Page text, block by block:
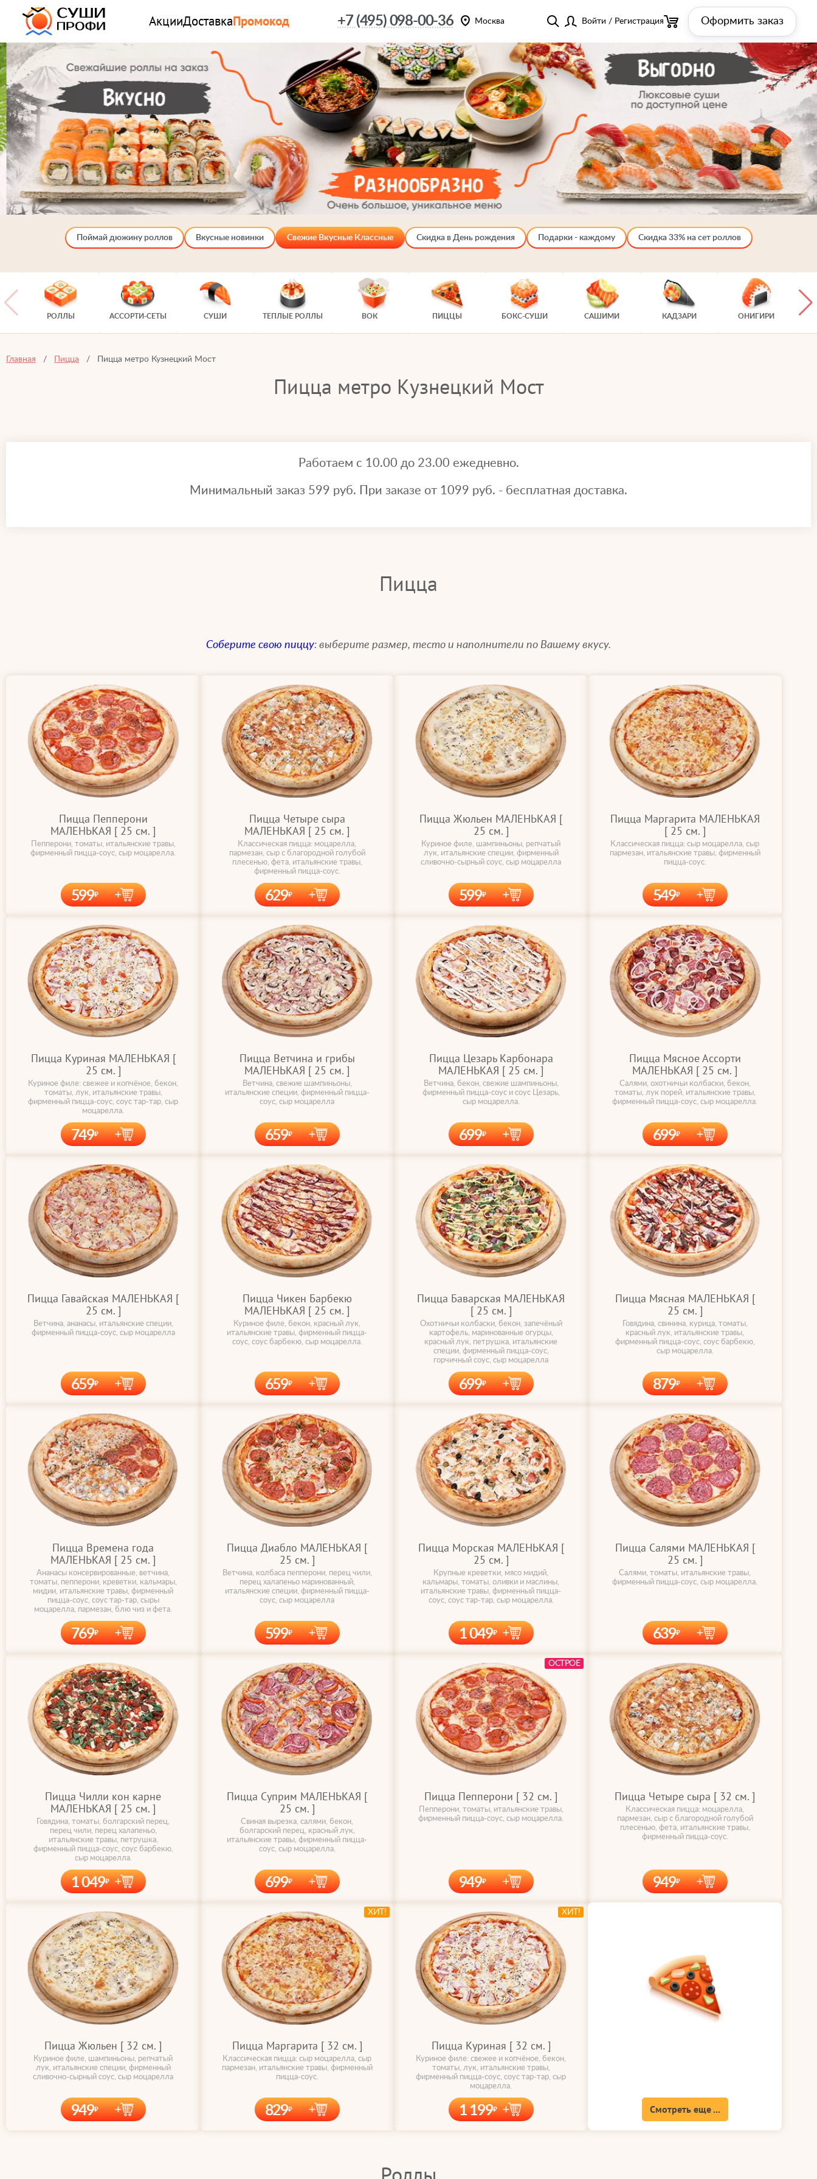
АкцииДоставкаПромокод +7 (495) 098-00-36 Москва Войти / Регистрация Оформить заказ
Поймай дюжину роллов Вкусные новинки Свежие Вкусные Классные Скидка в День рождения Подарки - каждому Скидка 33% на сет роллов
РОЛЛЫ АССОРТИ-СЕТЫ СУШИ ТЕПЛЫЕ РОЛЛЫ ВОК ПИЦЦЫ БОКС-СУШИ САШИМИ КАДЗАРИ ОНИГИРИ
Главная Пицца Пицца метро Кузнецкий Мост
Пицца метро Кузнецкий Мост
Работаем с 10.00 до 23.00 ежедневно.
Минимальный заказ 599 руб. При заказе от 1099 руб. - бесплатная доставка.
Пицца
Соберите свою пиццу: выберите размер, тесто и наполнители по Вашему вкусу.
Пицца Пепперони
МАЛЕНЬКАЯ [ 25 cм. ]
Пепперони, томаты, итальянские травы,
фирменный пицца-соус, сыр моцарелла.
599
Пицца Четыре сыра
МАЛЕНЬКАЯ [ 25 cм. ]
Классическая пицца: моцарелла,
пармезан, сыр с благородной голубой
плесенью, фета, итальянские травы,
фирменный пицца-соус.
629
Пицца Жюльен МАЛЕНЬКАЯ [
25 cм. ]
Куриное филе, шампиньоны, репчатый
лук, итальянские специи, фирменный
сливочно-сырный соус, сыр моцарелла
599
Пицца Маргарита МАЛЕНЬКАЯ
[ 25 cм. ]
Классическая пицца: сыр моцарелла, сыр
пармезан, итальянские травы, фирменный
пицца-соус.
549
Пицца Куриная МАЛЕНЬКАЯ [
25 cм. ]
Куриное филе: свежее и копчёное, бекон,
томаты, лук, итальянские травы,
фирменный пицца-соус, соус тар-тар, сыр
моцарелла.
749
Пицца Ветчина и грибы
МАЛЕНЬКАЯ [ 25 cм. ]
Ветчина, свежие шампиньоны,
итальянские специи, фирменный пицца-
соус, сыр моцарелла
659
Пицца Цезарь Карбонара
МАЛЕНЬКАЯ [ 25 cм. ]
Ветчина, бекон, свежие шампиньоны,
фирменный пицца-соус и соус Цезарь,
сыр моцарелла.
699
Пицца Мясное Ассорти
МАЛЕНЬКАЯ [ 25 cм. ]
Салями, охотничьи колбаски, бекон,
томаты, лук порей, итальянские травы,
фирменный пицца-соус, сыр моцарелла.
699
Пицца Гавайская МАЛЕНЬКАЯ [
25 cм. ]
Ветчина, ананасы, итальянские специи,
фирменный пицца-соус, сыр моцарелла
659
Пицца Чикен Барбекю
МАЛЕНЬКАЯ [ 25 cм. ]
Куриное филе, бекон, красный лук,
итальянские травы, фирменный пицца-
соус, соус барбекю, сыр моцарелла.
659
Пицца Баварская МАЛЕНЬКАЯ
[ 25 cм. ]
Охотничьи колбаски, бекон, запечёный
картофель, маринованные огурцы,
красный лук, петрушка, итальянские
специи, фирменный пицца-соус,
горчичный соус, сыр моцарелла
699
Пицца Мясная МАЛЕНЬКАЯ [
25 cм. ]
Говядина, свинина, курица, томаты,
красный лук, итальянские травы,
фирменный пицца-соус, соус барбекю,
сыр моцарелла.
879
Пицца Времена года
МАЛЕНЬКАЯ [ 25 cм. ]
Ананасы консервированные, ветчина,
томаты, пепперони, креветки, кальмары,
мидии, итальянские травы, фирменный
пицца-соус, соус тар-тар, сыры
моцарелла, пармезан, блю чиз и фета.
769
Пицца Диабло МАЛЕНЬКАЯ [
25 cм. ]
Ветчина, колбаса пепперони, перец чили,
перец халапеньо маринованный,
итальянские специи, фирменный пицца-
соус, сыр моцарелла
599
Пицца Морская МАЛЕНЬКАЯ [
25 cм. ]
Крупные креветки, мясо мидий,
кальмары, томаты, оливки и маслины,
итальянские травы, фирменный пицца-
соус, соус тар-тар, сыр моцарелла.
1 049
Пицца Салями МАЛЕНЬКАЯ [
25 cм. ]
Салями, томаты, итальянские травы,
фирменный пицца-соус, сыр моцарелла.
639
Пицца Чилли кон карне
МАЛЕНЬКАЯ [ 25 cм. ]
Говядина, томаты, болгарский перец,
перец чили, перец халапеньо,
итальянские травы, петрушка,
фирменный пицца-соус, соус барбекю,
сыр моцарелла.
1 049
Пицца Суприм МАЛЕНЬКАЯ [
25 cм. ]
Свиная вырезка, салями, бекон,
болгарский перец, красный лук,
итальянские травы, фирменный пицца-
соус, сыр моцарелла.
699
Пицца Пепперони [ 32 cм. ]
Пепперони, томаты, итальянские травы,
фирменный пицца-соус, сыр моцарелла.
949
ОСТРОЕ
Пицца Четыре сыра [ 32 cм. ]
Классическая пицца: моцарелла,
пармезан, сыр с благородной голубой
плесенью, фета, итальянские травы,
фирменный пицца-соус.
949
Пицца Жюльен [ 32 cм. ]
Куриное филе, шампиньоны, репчатый
лук, итальянские специи, фирменный
сливочно-сырный соус, сыр моцарелла
949
Пицца Маргарита [ 32 cм. ]
Классическая пицца: сыр моцарелла, сыр
пармезан, итальянские травы, фирменный
пицца-соус.
829
ХИТ!
Пицца Куриная [ 32 cм. ]
Куриное филе: свежее и копчёное, бекон,
томаты, лук, итальянские травы,
фирменный пицца-соус, соус тар-тар, сыр
моцарелла.
1 199
ХИТ!
Смотреть еще ...